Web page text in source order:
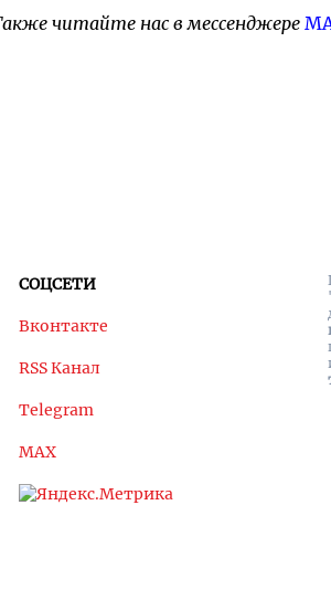
читайте нас в мессенджере
СОЦСЕТИ
Вконтакте
RSS Канал
Telegram
MAX